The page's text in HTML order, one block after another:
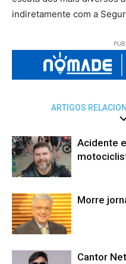
indiretamente com a
ARTIGOS
Acidente
Morre
Cantor